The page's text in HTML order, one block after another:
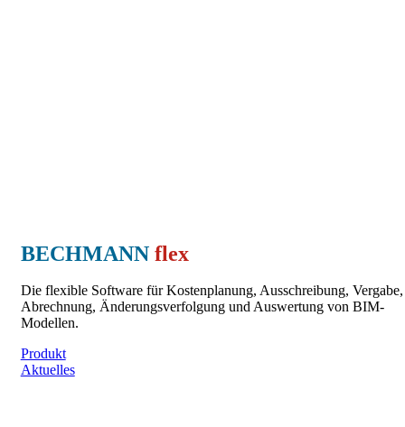
BECHMANN flex
Die flexible Software für Kostenplanung, Ausschreibung, Vergabe,
Abrechnung, Änderungsverfolgung und Auswertung von BIM-
Modellen.
Produkt
Aktuelles